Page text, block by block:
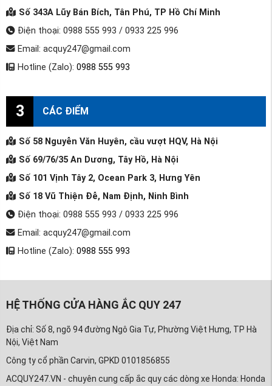
Số 343A Lũy Bán Bích, Tân Phú, TP Hồ Chí Minh
Điện thoại: 0988 555 993 / 0933 225 996
Email: acquy247@gmail.com
Hotline (Zalo): 0988 555 993
3 CÁC ĐIỂM
Số 58 Nguyễn Văn Huyên, cầu vượt HQV, Hà Nội
Số 69/76/35 An Dương, Tây Hồ, Hà Nội
Số 101 Vịnh Tây 2, Ocean Park 3, Hưng Yên
Số 18 Vũ Thiện Đễ, Nam Định, Ninh Bình
Điện thoại: 0988 555 993 / 0933 225 996
Email: acquy247@gmail.com
Hotline (Zalo): 0988 555 993
HỆ THỐNG CỬA HÀNG ẮC QUY 247
Địa chỉ: Số 8, ngõ 94 đường Ngô Gia Tự, Phường Việt Hưng, TP Hà
Nội, Việt Nam
Công ty cổ phần Carvin, GPKD 0101856855
ACQUY247.VN - chuyên cung cấp ắc quy các dòng xe Honda: Honda